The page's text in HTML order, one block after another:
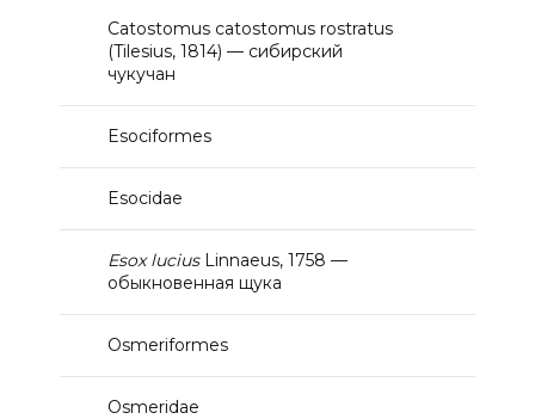
Catostomus catostomus rostratus
(Tilesius, 1814) — сибирский
чукучан
Esociformes
Esocidae
Esox luciusLinnaeus, 1758 —
обыкновенная щука
Osmeriformes
Osmeridae